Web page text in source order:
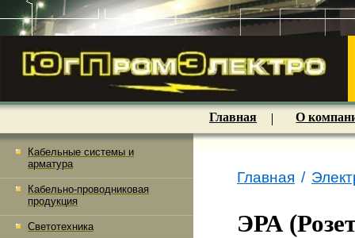
Кабельные системы и
арматура
Кабельно-проводниковая
продукция
Светотехника
Главная О
Главная /
ЭРА